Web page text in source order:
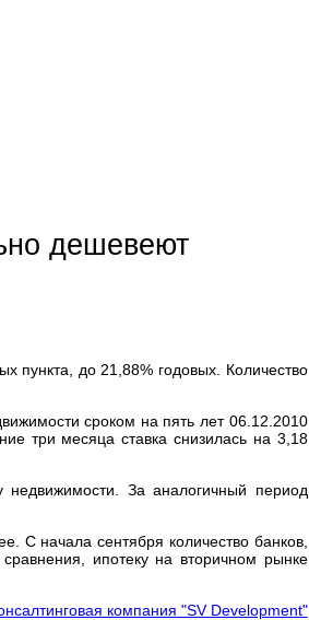
дешевеют
пункта, до 21,88% годовых. Количество
сроком на пять лет 06.12.2010
три месяца ставка снизилась на 3,18
За аналогичный период
С начала сентября количество банков,
ипотеку на вторичном рынке
компания "SV Development"